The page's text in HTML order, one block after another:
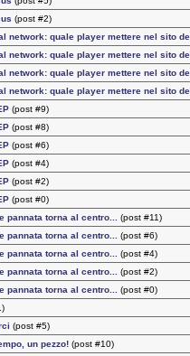
(post #2)
network: quale player mettere nel sito
network: quale player mettere nel sito
network: quale player mettere nel sito
network: quale player mettere nel sito
(post #9)
(post #8)
(post #6)
(post #4)
(post #2)
(post #0)
pannata torna al centro... (post #11)
pannata torna al centro... (post #6)
pannata torna al centro... (post #4)
pannata torna al centro... (post #2)
pannata torna al centro... (post #0)
(post #5)
un pezzo!(post #10)